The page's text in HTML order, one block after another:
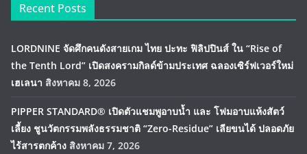
Recent Posts
LORDNINE จัดศึกคนดังสายเกม ไทย ปะทะ ฟิลิปปินส์ ใน “Rise of
the Tenth Lord” เปิดสงครามกิลด์ข้ามประเทศ ฉลองเซิร์ฟเวอร์ใหม่
เฮเลนา สิงหาคม 8, 2026
PIPPER STANDARD® เปิดตัวแชมพูอาบน้ำ และ โฟมอาบแห้งสัตว์
เลี้ยง ชูนวัตกรรมพลังธรรมชาติ “Zero-Residue” เลียขนได้ ปลอดภัย
ไร้สารตกค้าง สิงหาคม 7, 2026